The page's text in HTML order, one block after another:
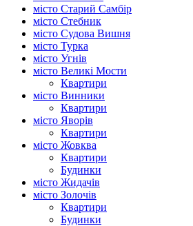
місто Старий Самбір
місто Стебник
місто Судова Вишня
місто Турка
місто Угнів
місто Великі Мости
Квартири
місто Винники
Квартири
місто Яворів
Квартири
місто Жовква
Квартири
Будинки
місто Жидачів
місто Золочів
Квартири
Будинки